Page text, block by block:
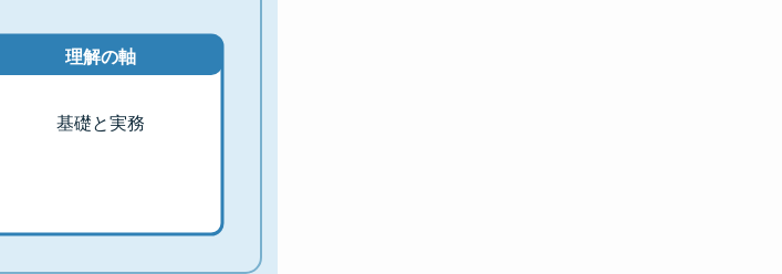
理解の軸
基礎と実務